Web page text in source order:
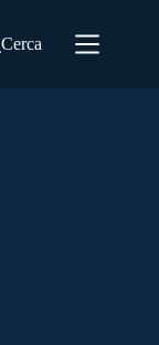
Cerca